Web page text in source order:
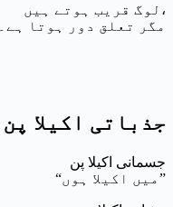
لوگ قریب ہوتے ہیں،
مگر تعلق دور ہوتا ہے۔
جذباتی اکیلا
جسمانی اکیلا پن
“میں اکیلا ہوں”